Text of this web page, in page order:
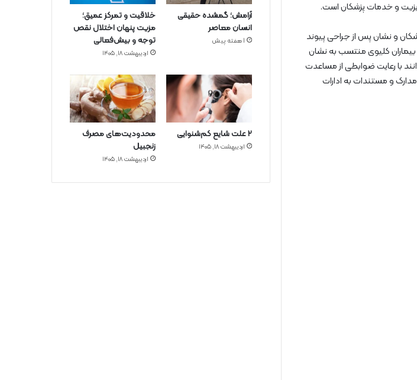
و خدمات پزشکان است.
و نشان پس از جراحی پیوند
کلیوی منتسب به نشان
با رعایت ضوابطی از مساعدت
ارائه مدارک و مستندات به ادارات
آرامش؛ گمشده حقیقی
انسان معاصر
1 هفته پیش
خلاقیت و تمرکز عمیق؛
مزیت پنهان اختلال نقص
توجه و بیش‌فعالی
اردیبهشت ۱۸, ۱۴۰۵
۲ علت شایع‌ کم‌شنوایی
اردیبهشت ۱۸, ۱۴۰۵
محدودیت‌های مصرف
زنجبیل
اردیبهشت ۱۸, ۱۴۰۵